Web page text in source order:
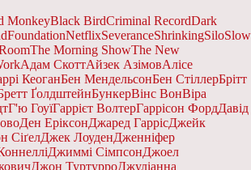
MonkeyBlack BirdCriminal RecordDark
FoundationNetflixSeveranceShrinkingSiloSlow
The Morning ShowThe New
Адам СкоттАйзек АзімовАлісе
КеоганБен МендельсонБен СтіллерБрітт
ҐолдштейнБункерВінс ВонВіра
Г'ю ГоуїГаррієт ВолтерГаррісон ФордДавід
Ден ЕріксонДжаред ГаррісДжейк
СіґелДжек ЛоуденДженніфер
Джиммі СімпсонДжоел
Джон ТуртурроДжуліанна